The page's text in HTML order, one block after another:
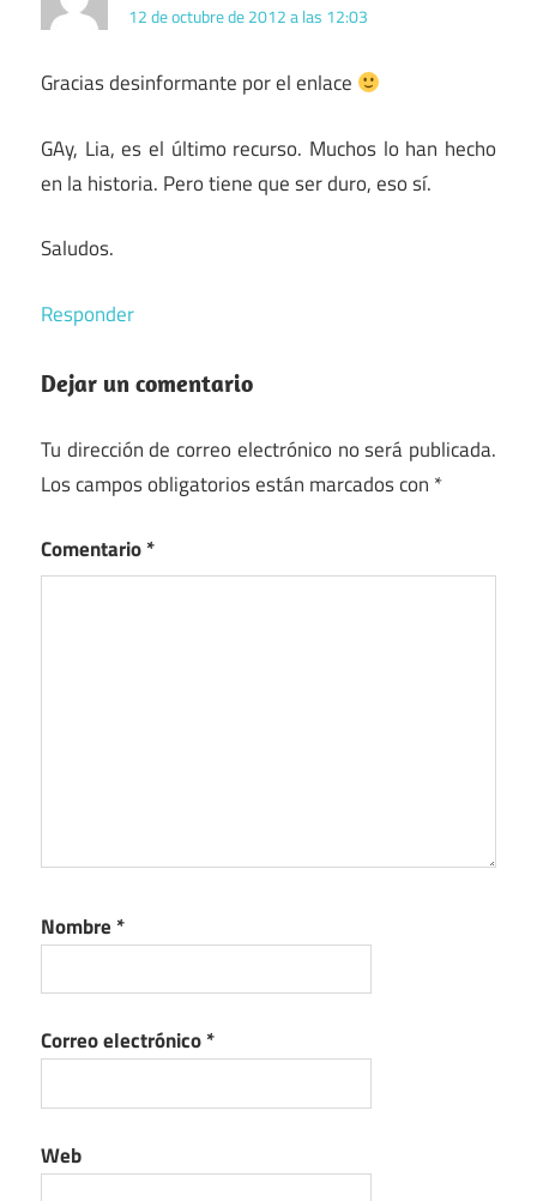
12 de octubre de 2012 a las 12:03
Gracias desinformante por el enlace
GAy, Lia, es el último recurso. Muchos lo han hecho
en la historia. Pero tiene que ser duro, eso sí.
Saludos.
Responder
Dejar un comentario
Tu dirección de correo electrónico no será publicada.
Los campos obligatorios están marcados con *
Comentario*
Nombre *
Correo electrónico*
Web